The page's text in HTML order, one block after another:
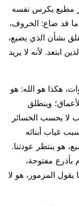
مطيع يكرس نفسه
قد ضاع: الخروف،
بشأن الذي يضيع،
ابتعد. لأنه لا يريد
هكذا هو الله: هو
وينطلق
لا يحسب الخسائر
غياب أبنائه
هو ينتظر عودتنا.
بأذرع مفتوحة،
يقول المزمور، هو لا